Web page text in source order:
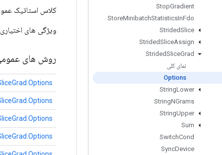
StopGradient
StoreMinibatchStatisticsInFdo
StridedSlice
StridedSliceAssign
StridedSliceGrad
نمای کلی
Options
StringLower
StringNGrams
StringUpper
Sum
SwitchCond
SyncDevice
کلاس استاتیک
ویژگی های اختیاری
روش های